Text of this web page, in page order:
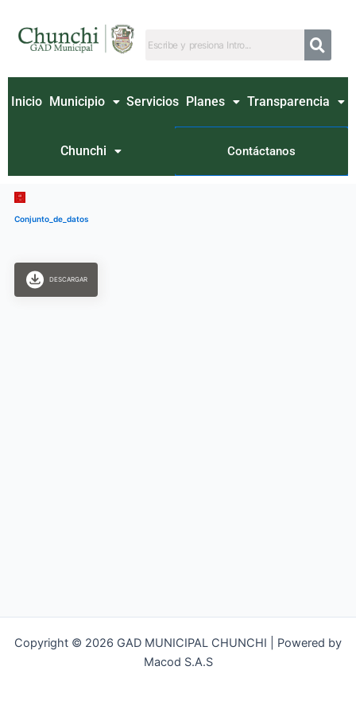
contenido
Inicio Municipio Servicios Planes Transparencia
Chunchi Contáctanos
Conjunto_de_datos
DESCARGAR
Copyright © 2026 GAD MUNICIPAL CHUNCHI | Powered by
Macod S.A.S